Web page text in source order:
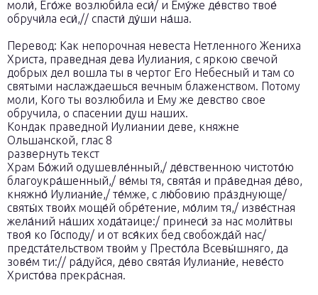
моли́, Его́же возлюби́ла еси́/ и Ему́же де́вство твое́
обручи́ла еси́,// спасти́ ду́ши на́ша.
Перевод: Как непорочная невеста Нетленного Жениха
Христа, праведная дева Иулиания, с яркою свечой
добрых дел вошла ты в чертог Его Небесный и там со
святыми наслаждаешься вечным блаженством. Потому
моли, Кого ты возлюбила и Ему же девство свое
обручила, о спасении душ наших.
Кондак праведной Иулиании деве, княжне
Ольшанской, глас 8
развернуть текст
Храм Бо́жий одушевле́нный,/ де́вственною чистото́ю
благоукра́шенный,/ ве́мы тя, свята́я и пра́ведная де́во,
княжно́ Иулиани́е,/ те́мже, с лю́бовию пра́зднующе/
святы́х твои́х моще́й обре́тение, мо́лим тя,/ изве́стная
жела́ний на́ших хода́таице:/ принеси́ за нас моли́твы
твоя́ ко Го́споду/ и от вся́ких бед свобожда́й нас/
предста́тельством твои́м у Престо́ла Всевы́шняго, да
зове́м ти:// ра́дуйся, де́во свята́я Иулиани́е, неве́сто
Христо́ва прекра́сная.